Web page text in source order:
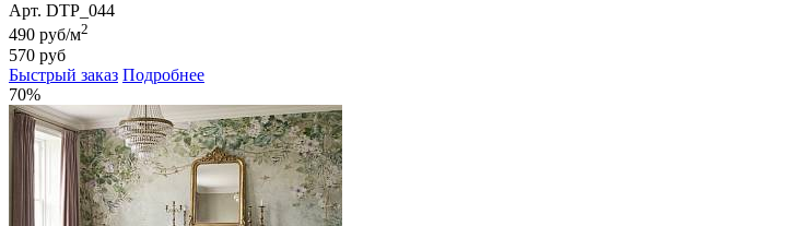
Арт. DTP_044
490 руб/м2
570 руб
Быстрый заказ Подробнее
70%